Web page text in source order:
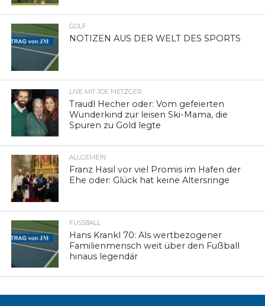
GOLF
NOTIZEN AUS DER WELT DES SPORTS
LIVE MIT JOE METZGER
Traudl Hecher oder: Vom gefeierten
Wunderkind zur leisen Ski-Mama, die
Spuren zu Gold legte
ALLGEMEIN
Franz Hasil vor viel Promis im Hafen der
Ehe oder: Glück hat keine Altersringe
FUSSBALL
Hans Krankl 70: Als wertbezogener
Familienmensch weit über den Fußball
hinaus legendär